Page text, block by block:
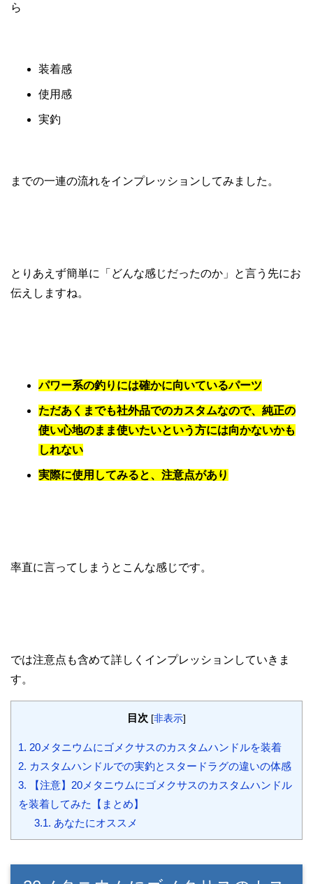
ら
装着感
使用感
実釣
までの一連の流れをインプレッションしてみました。
とりあえず簡単に「どんな感じだったのか」と言う先にお
伝えしますね。
パワー系の釣りには確かに向いているパーツ
ただあくまでも社外品でのカスタムなので、純正の
使い心地のまま使いたいという方には向かないかも
しれない
実際に使用してみると、注意点があり
率直に言ってしまうとこんな感じです。
では注意点も含めて詳しくインプレッションしていきま
す。
目次 [非表示]
1. 20メタニウムにゴメクサスのカスタムハンドルを装着
2. カスタムハンドルでの実釣とスタードラグの違いの体感
3. 【注意】20メタニウムにゴメクサスのカスタムハンドル
を装着してみた【まとめ】
3.1. あなたにオススメ